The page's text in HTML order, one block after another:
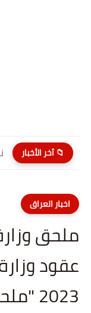
📁 آخر الأخبار
اخبار العراق
ملحق
عقود
2023 "ملحق"